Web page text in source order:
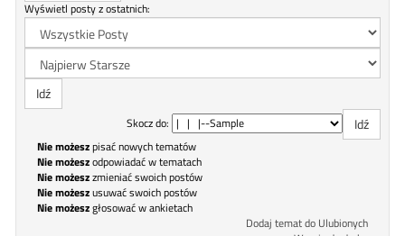
Wyświetl posty z ostatnich:
Skocz do:
Nie możeszpisać nowych tematów
Nie możeszodpowiadać w tematach
Nie możeszzmieniać swoich postów
Nie możeszusuwać swoich postów
Nie możeszgłosować w ankietach
Dodaj temat do Ulubionych